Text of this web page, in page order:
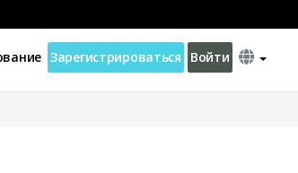
Зарегистрироваться Войти